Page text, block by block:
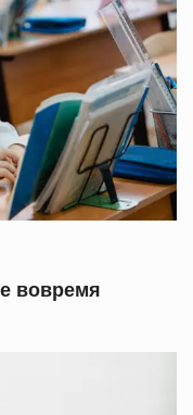
вовремя